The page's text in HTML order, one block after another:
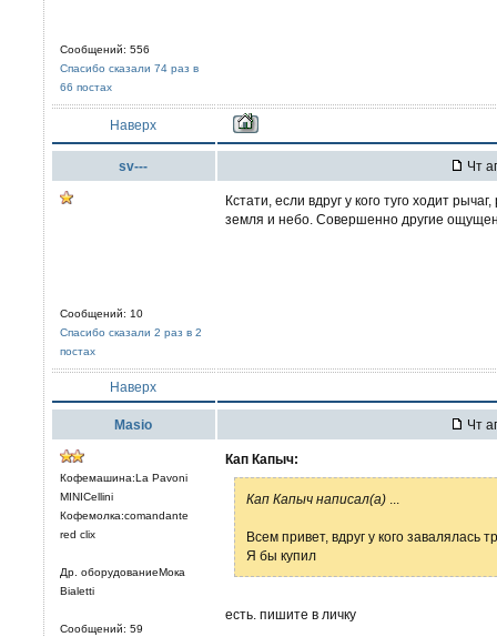
Сообщений: 556
Спасибо сказали 74 раз в
66 постах
Наверх
sv--- Чт
Сообщений: 10
Спасибо сказали 2 раз в 2
постах
Кстати, если вдруг у кого туго ходит
земля и небо. Совершенно другие
Наверх
Masio Чт
Кофемашина:La Pavoni
MINICellini
Кофемолка:comandante
red clix
Др. оборудованиеМока
Bialetti
Сообщений: 59
Кап Капыч:
Кап Капыч написал(а)
Всем привет, вдруг у кого завалялась
Я бы купил
есть. пишите в личку